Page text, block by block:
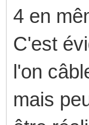
4 en
C'est
l'on
mais